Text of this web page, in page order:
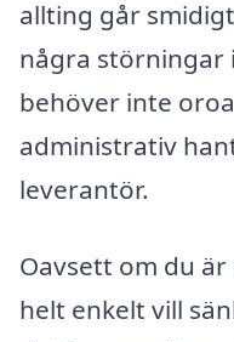
allting går
några störningar
behöver inte
administrativ
leverantör.
Oavsett om du
helt enkelt vill